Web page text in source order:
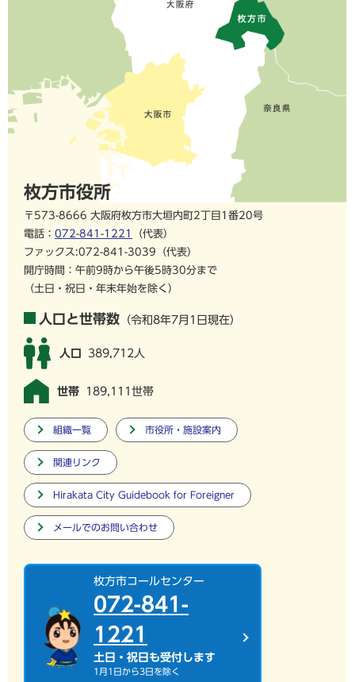
枚方市役所
〒573-8666 大阪府枚方市大垣内町2丁目1番20号
電話： 072-841-1221
（代表）
ファックス:072-841-3039（代表）
開庁時間：午前9時から午後5時30分まで
（土日・祝日・年末年始を除く）
人口と世帯数 （令和8年7月1日現在）
人口 389,712人
世帯 189,111世帯
組織一覧 市役所・施設案内
関連リンク
Hirakata City Guidebook for Foreigner
メールでのお問い合わせ
枚方市コールセンター
072-841-
1221
土日・祝日も受付します
1月1日から3日を除く